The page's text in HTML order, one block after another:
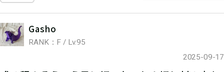
Gasho
RANK：F / Lv.95
2025-09-17